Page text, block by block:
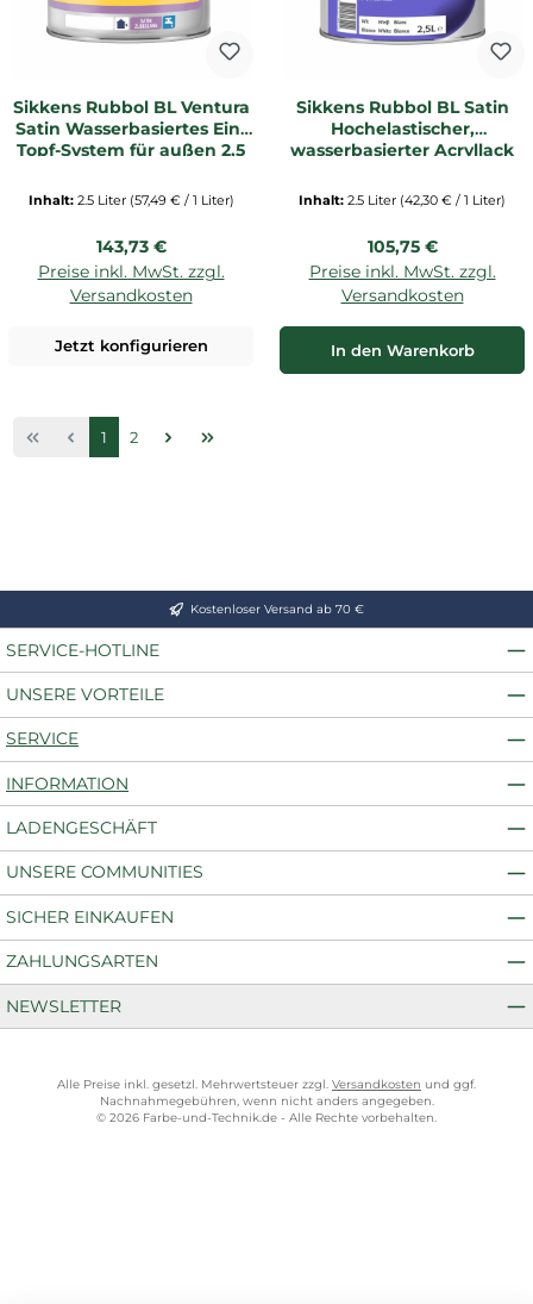
Sikkens Rubbol BL Ventura
Satin Wasserbasiertes Ein-
Topf-System für außen 2,5
Inhalt: 2.5 Liter (57,49 € / 1 Liter)
Regulärer Preis:
143,73 €
Preise inkl. MwSt. zzgl.
Versandkosten
Jetzt konfigurieren
Sikkens Rubbol BL Satin
Hochelastischer,
wasserbasierter Acryllack
Inhalt: 2.5 Liter (42,30 € / 1 Liter)
Regulärer Preis:
105,75 €
Preise inkl. MwSt. zzgl.
Versandkosten
In den Warenkorb
Seite
1 Seite
2
Kostenloser Versand ab 70 €
SERVICE-HOTLINE
UNSERE VORTEILE
SERVICE
INFORMATION
LADENGESCHÄFT
UNSERE COMMUNITIES
SICHER EINKAUFEN
ZAHLUNGSARTEN
NEWSLETTER
Alle Preise inkl. gesetzl. Mehrwertsteuer zzgl. Versandkosten und ggf.
Nachnahmegebühren, wenn nicht anders angegeben.
© 2026 Farbe-und-Technik.de - Alle Rechte vorbehalten.